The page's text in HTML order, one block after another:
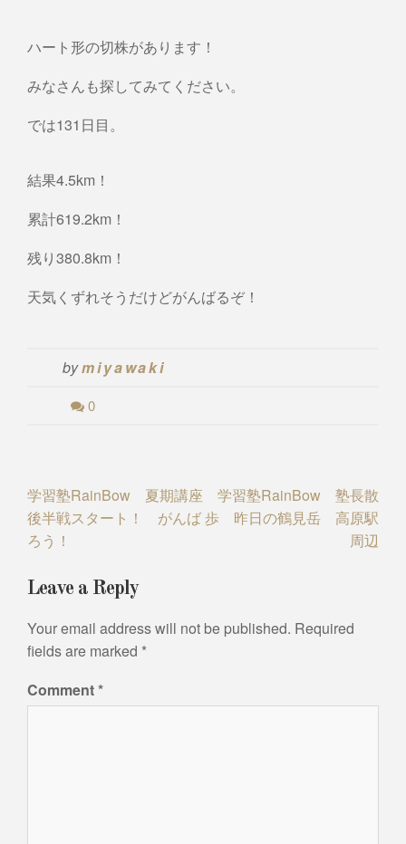
ハート形の切株があります！
みなさんも探してみてください。
では131日目。
結果4.5km！
累計619.2km！
残り380.8km！
天気くずれそうだけどがんばるぞ！
bymiyawaki
0
Post
navigation
学習塾RainBow 夏期講座
後半戦スタート！ がんば
ろう！
学習塾RainBow 塾長散
歩 昨日の鶴見岳 高原駅
周辺
Leave a Reply
Your email address will not be published. Required
fields are marked *
Comment*